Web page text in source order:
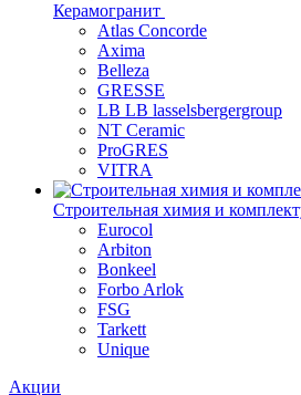
Керамогранит
Atlas Concorde
Axima
Belleza
GRESSE
LB LB lasselsbergergroup
NT Ceramic
ProGRES
VITRA
Строительная химия и
Eurocol
Arbiton
Bonkeel
Forbo Arlok
FSG
Tarkett
Unique
Акции